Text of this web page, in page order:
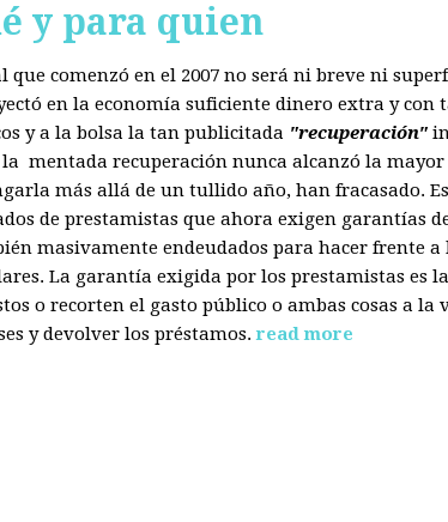
y para quien
comenzó en el 2007 no será ni breve ni
en la economía suficiente dinero extra y con
y a la bolsa la tan publicitada "recuperación"
mentada recuperación nunca alcanzó la
más allá de un tullido año, han fracasado.
de prestamistas que ahora exigen garantías
masivamente endeudados para hacer frente a
La garantía exigida por los prestamistas es
o recorten el gasto público o ambas cosas a la
y devolver los préstamos. read more